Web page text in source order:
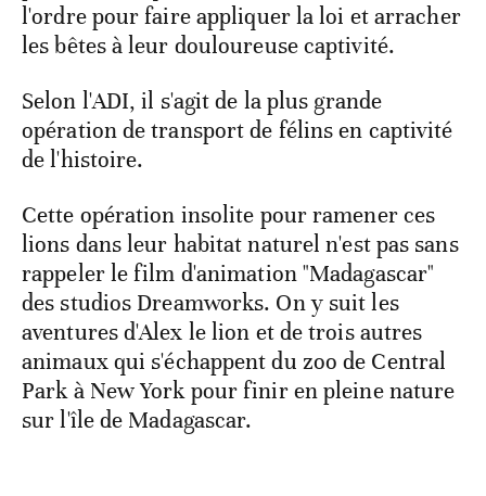
l'ordre pour faire appliquer la loi et arracher
les bêtes à leur douloureuse captivité.
Selon l'ADI, il s'agit de la plus grande
opération de transport de félins en captivité
de l'histoire.
Cette opération insolite pour ramener ces
lions dans leur habitat naturel n'est pas sans
rappeler le film d'animation "Madagascar"
des studios Dreamworks. On y suit les
aventures d'Alex le lion et de trois autres
animaux qui s'échappent du zoo de Central
Park à New York pour finir en pleine nature
sur l'île de Madagascar.